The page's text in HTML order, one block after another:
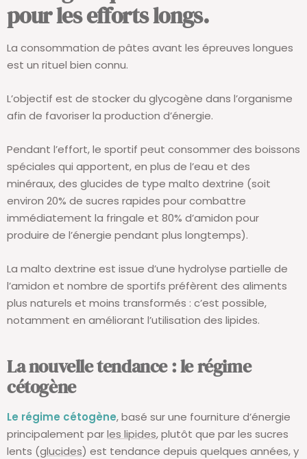
pour les efforts longs.
La consommation de pâtes avant les épreuves longues
est un rituel bien connu.
L’objectif est de stocker du glycogène dans l’organisme
afin de favoriser la production d’énergie.
Pendant l’effort, le sportif peut consommer des boissons
spéciales qui apportent, en plus de l’eau et des
minéraux, des glucides de type malto dextrine (soit
environ 20% de sucres rapides pour combattre
immédiatement la fringale et 80% d’amidon pour
produire de l’énergie pendant plus longtemps).
La malto dextrine est issue d’une hydrolyse partielle de
l’amidon et nombre de sportifs préfèrent des aliments
plus naturels et moins transformés : c’est possible,
notamment en améliorant l’utilisation des lipides.
La nouvelle tendance : le régime
cétogène
Le régime cétogène, basé sur une fourniture d’énergie
principalement parles lipides, plutôt que par les sucres
lents (glucides) est tendance depuis quelques années, y